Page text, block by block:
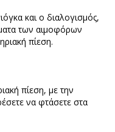
και ο διαλογισμός,
των αιμοφόρων
πίεση.
πίεση, με την
να φτάσετε στα